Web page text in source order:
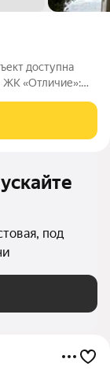
доступна
ЖК «Отличие»:
квартиры
под